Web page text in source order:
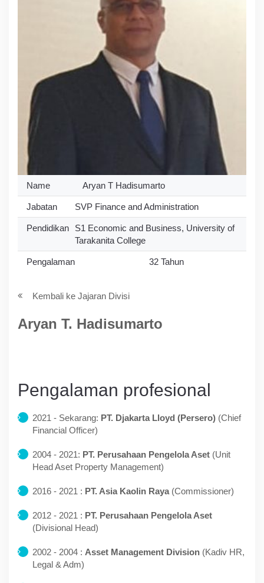
Name Aryan T Hadisumarto
Jabatan SVP Finance and Administration
Pendidikan
S1 Economic and Business, University of
Tarakanita College
Pengalaman 32 Tahun
Kembali ke Jajaran Divisi
Aryan T. Hadisumarto
Pengalaman profesional
2021 - Sekarang: PT. Djakarta Lloyd (Persero) (Chief
Financial Officer)
2004 - 2021: PT. Perusahaan Pengelola Aset (Unit
Head Aset Property Management)
2016 - 2021 : PT. Asia Kaolin Raya (Commissioner)
2012 - 2021 : PT. Perusahaan Pengelola Aset
(Divisional Head)
2002 - 2004 : Asset Management Division (Kadiv HR,
Legal & Adm)